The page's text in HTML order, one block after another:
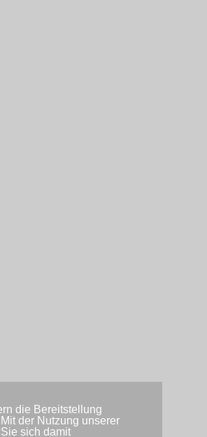
die Bereitstellung
der Nutzung unserer
sich damit